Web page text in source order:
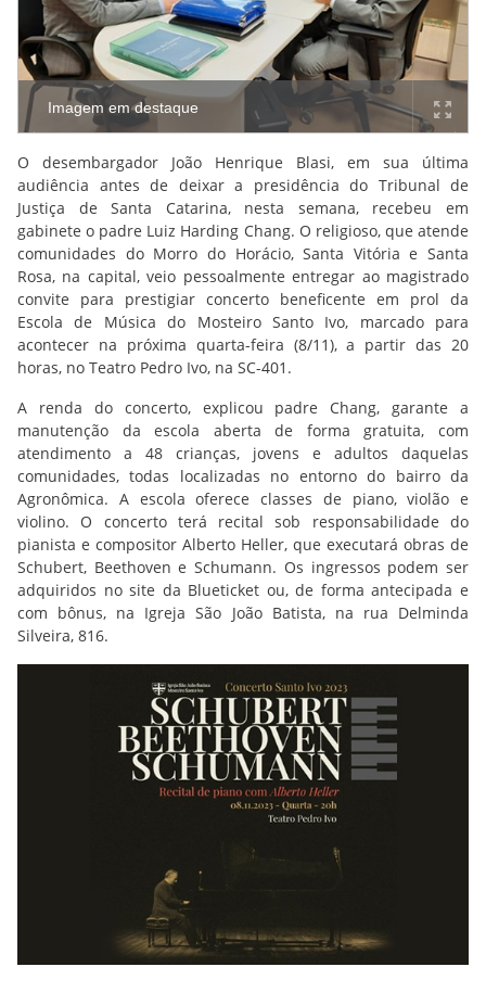
Imagem em destaque
O desembargador João Henrique Blasi, em sua última
audiência antes de deixar a presidência do Tribunal de
Justiça de Santa Catarina, nesta semana, recebeu em
gabinete o padre Luiz Harding Chang. O religioso, que atende
comunidades do Morro do Horácio, Santa Vitória e Santa
Rosa, na capital, veio pessoalmente entregar ao magistrado
convite para prestigiar concerto beneficente em prol da
Escola de Música do Mosteiro Santo Ivo, marcado para
acontecer na próxima quarta-feira (8/11), a partir das 20
horas, no Teatro Pedro Ivo, na SC-401.
A renda do concerto, explicou padre Chang, garante a
manutenção da escola aberta de forma gratuita, com
atendimento a 48 crianças, jovens e adultos daquelas
comunidades, todas localizadas no entorno do bairro da
Agronômica. A escola oferece classes de piano, violão e
violino. O concerto terá recital sob responsabilidade do
pianista e compositor Alberto Heller, que executará obras de
Schubert, Beethoven e Schumann. Os ingressos podem ser
adquiridos no site da Blueticket ou, de forma antecipada e
com bônus, na Igreja São João Batista, na rua Delminda
Silveira, 816.